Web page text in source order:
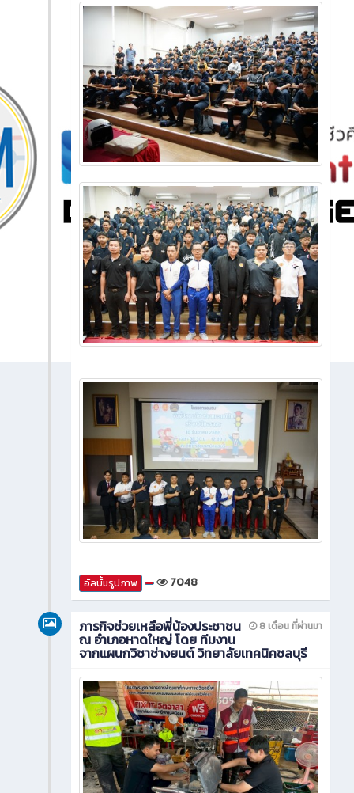
อัลบั้มรูปภาพ 7048
8 เดือน ที่ผ่านมา
ภารกิจช่วยเหลือพี่น้องประชาชน
ณ อำเภอหาดใหญ่ โดย ทีมงาน
จากแผนกวิชาช่างยนต์ วิทยาลัยเทคนิคชลบุรี